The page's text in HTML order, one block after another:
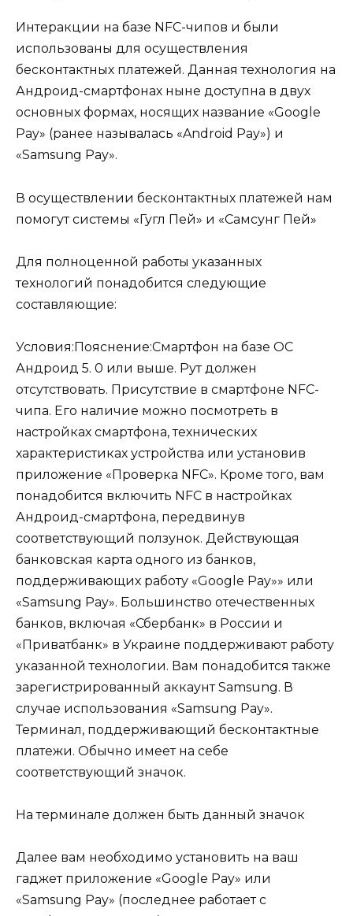
Интеракции на базе NFC-чипов и были
использованы для осуществления
бесконтактных платежей. Данная технология на
Андроид-смартфонах ныне доступна в двух
основных формах, носящих название «Google
Pay» (ранее называлась «Android Pay») и
«Samsung Pay».
В осуществлении бесконтактных платежей нам
помогут системы «Гугл Пей» и «Самсунг Пей»
Для полноценной работы указанных
технологий понадобится следующие
составляющие:
Условия:Пояснение:Смартфон на базе ОС
Андроид 5. 0 или выше. Рут должен
отсутствовать. Присутствие в смартфоне NFC-
чипа. Его наличие можно посмотреть в
настройках смартфона, технических
характеристиках устройства или установив
приложение «Проверка NFC». Кроме того, вам
понадобится включить NFC в настройках
Андроид-смартфона, передвинув
соответствующий ползунок. Действующая
банковская карта одного из банков,
поддерживающих работу «Google Pay»» или
«Samsung Pay». Большинство отечественных
банков, включая «Сбербанк» в России и
«Приватбанк» в Украине поддерживают работу
указанной технологии. Вам понадобится также
зарегистрированный аккаунт Samsung. В
случае использования «Samsung Pay».
Терминал, поддерживающий бесконтактные
платежи. Обычно имеет на себе
соответствующий значок.
На терминале должен быть данный значок
Далее вам необходимо установить на ваш
гаджет приложение «Google Pay» или
«Samsung Pay» (последнее работает с